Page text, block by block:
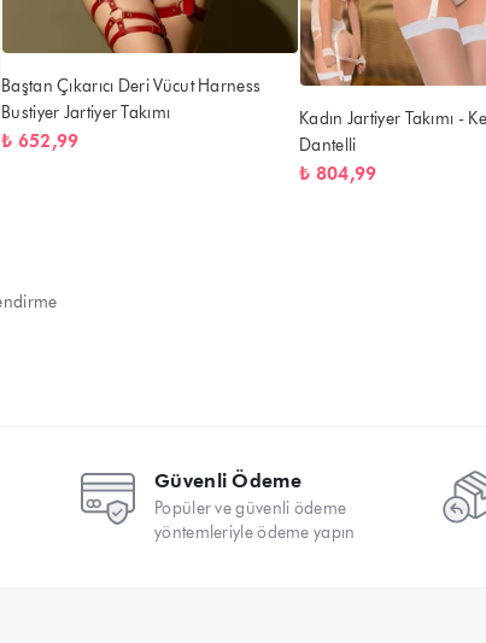
Baştan Çıkarıcı Deri Vücut Harness
Bustiyer Jartiyer Takımı
₺ 652,99
Kadın Jartiyer Takımı -
Dantelli
₺ 804,99
Güvenli Ödeme
Popüler ve güvenli ödeme
yöntemleriyle ödeme yapın